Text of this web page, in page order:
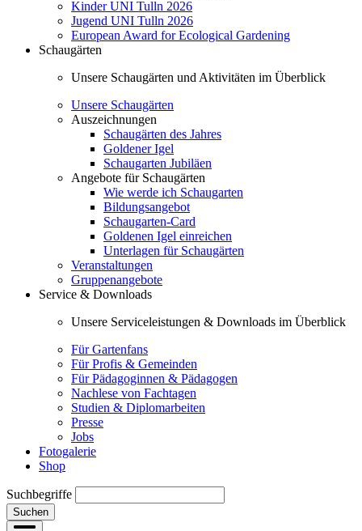
Kinder UNI Tulln 2026
Jugend UNI Tulln 2026
European Award for Ecological Gardening
Schaugärten
Unsere Schaugärten und Aktivitäten im Überblick
Unsere Schaugärten
Auszeichnungen
Schaugärten des Jahres
Goldener Igel
Schaugarten Jubiläen
Angebote für Schaugärten
Wie werde ich Schaugarten
Bildungsangebot
Schaugarten-Card
Goldenen Igel einreichen
Unterlagen für Schaugärten
Veranstaltungen
Gruppenangebote
Service & Downloads
Unsere Serviceleistungen & Downloads im Überblick
Für Gartenfans
Für Profis & Gemeinden
Für Pädagoginnen & Pädagogen
Nachlese von Fachtagen
Studien & Diplomarbeiten
Presse
Jobs
Fotogalerie
Shop
Suchbegriffe
Suchen